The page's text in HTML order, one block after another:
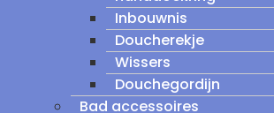
Inbouwnis
Doucherekje
Wissers
Douchegordijn
Bad accessoires